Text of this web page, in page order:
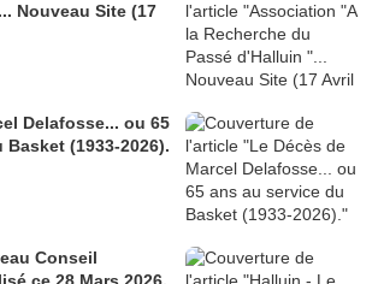
Nouveau Site (17
Delafosse... ou 65
(1933-2026).
Conseil